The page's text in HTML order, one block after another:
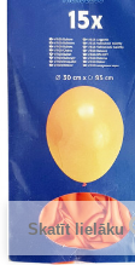
Skatīt lielāku